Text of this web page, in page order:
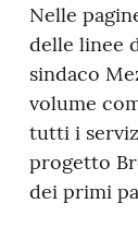
Nelle
delle linee
sindaco
volume
tutti i
progetto
dei primi